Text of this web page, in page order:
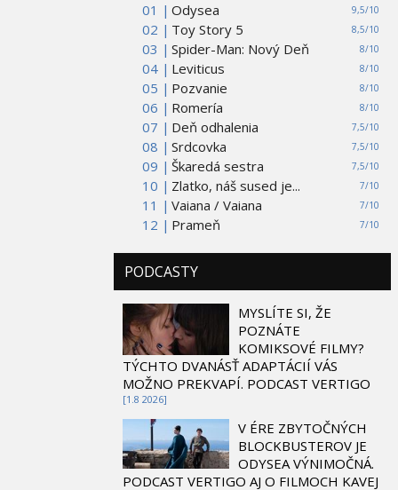
01 | 9,5/10
Odysea
02 |
8,5/10
Toy Story 5
03 |
8/10
Spider-Man: Nový Deň
04 |
8/10
Leviticus
05 |
8/10
Pozvanie
06 |
8/10
Romería
07 |
7,5/10
Deň odhalenia
08 |
7,5/10
Srdcovka
09 |
7,5/10
Škaredá sestra
10 |
7/10
Zlatko, náš sused je...
11 |
7/10
Vaiana / Vaiana
12 |
7/10
Prameň
PODCASTY
MYSLÍTE SI, ŽE
POZNÁTE
KOMIKSOVÉ FILMY?
TÝCHTO DVANÁSŤ ADAPTÁCIÍ VÁS
MOŽNO PREKVAPÍ. PODCAST VERTIGO
[1.8 2026]
V ÉRE ZBYTOČNÝCH
BLOCKBUSTEROV JE
ODYSEA VÝNIMOČNÁ.
PODCAST VERTIGO AJ O FILMOCH KAVEJ